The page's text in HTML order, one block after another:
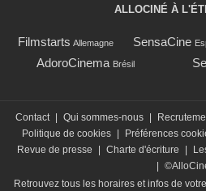
ALLOCINÉ À
Filmstarts Allemagne SensaCine
AdoroCinema Brésil
Contact Qui sommes-nous
Politique de cookies
Préférences
Revue de presse
Charte d'écriture
Retrouvez tous les horaires et infos de